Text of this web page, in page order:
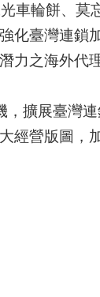
車輪餅、
化臺灣連
力之海外
擴展臺灣
經營版圖，